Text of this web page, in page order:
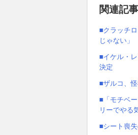
関連記事
■クラッチ
じゃない」
■イケル・
決定
■ザルコ、
■「モチベ
リーでやる
■シート喪